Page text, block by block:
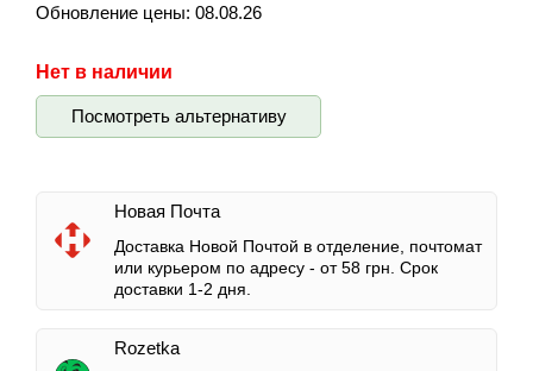
Обновление цены: 08.08.26
Нет в наличии
Посмотреть альтернативу
Новая Почта
Доставка Новой Почтой в отделение, почтомат
или курьером по адресу - от 58 грн. Срок
доставки 1-2 дня.
Rozetka